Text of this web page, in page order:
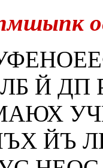
ДП
УЧЕФ